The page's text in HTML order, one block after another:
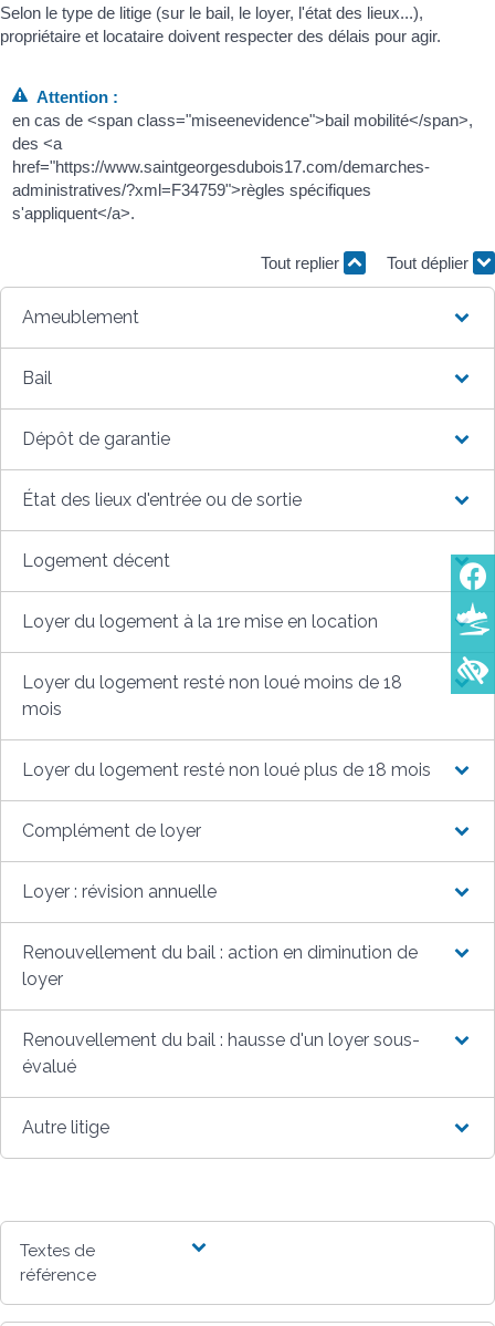
Selon le type de litige (sur le bail, le loyer, l'état des lieux...),
propriétaire et locataire doivent respecter des délais pour agir.
Attention :
en cas de <span class="miseenevidence">bail mobilité</span>,
des <a
href="https://www.saintgeorgesdubois17.com/demarches-
administratives/?xml=F34759">règles spécifiques
s'appliquent</a>.
Tout replier Tout déplier
Ameublement
Bail
Dépôt de garantie
État des lieux d'entrée ou de sortie
Logement décent
Loyer du logement à la 1re mise en location
Loyer du logement resté non loué moins de 18
mois
Loyer du logement resté non loué plus de 18 mois
Complément de loyer
Loyer : révision annuelle
Renouvellement du bail : action en diminution de
loyer
Renouvellement du bail : hausse d'un loyer sous-
évalué
Autre litige
Textes de
référence